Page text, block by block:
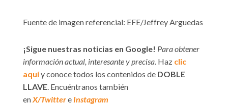
Fuente de imagen referencial: EFE/Jeffrey Arguedas
¡Sigue nuestras noticias en Google! Para obtener
información actual, interesante y precisa. Haz clic
aquíy conoce todos los contenidos de DOBLE
LLAVE. Encuéntranos también
enX/Twittere Instagram